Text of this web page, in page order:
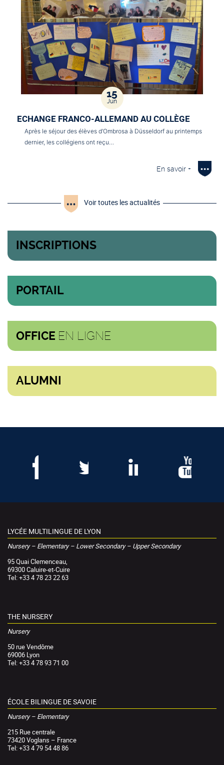
15
Jun
ECHANGE FRANCO-ALLEMAND AU COLLÈGE
Après le séjour des élèves d’Ombrosa à Düsseldorf au printemps
dernier, les collégiens ont reçu…
En savoir +
Voir toutes les actualités
INSCRIPTIONS
PORTAIL
OFFICE EN LIGNE
ALUMNI
LYCÉE MULTILINGUE DE LYON
Nursery – Elementary – Lower Secondary – Upper Secondary
95 Quai Clemenceau,
69300 Caluire-et-Cuire
Tel: +33 4 78 23 22 63
THE NURSERY
Nursery
50 rue Vendôme
69006 Lyon
Tel: +33 4 78 93 71 00
ÉCOLE BILINGUE DE SAVOIE
Nursery – Elementary
215 Rue centrale
73420 Voglans – France
Tel: +33 4 79 54 48 86